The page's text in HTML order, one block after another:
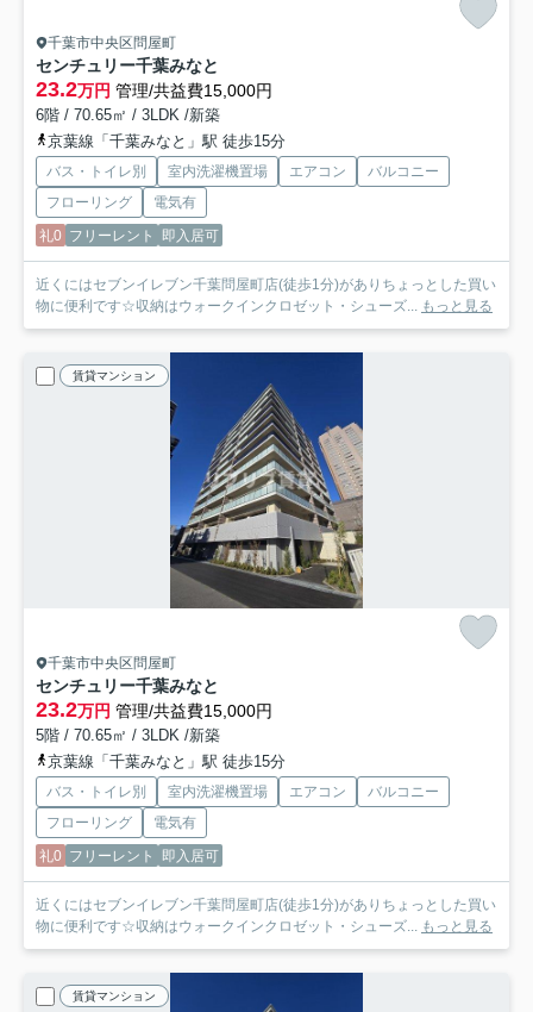
千葉市中央区問屋町
センチュリー千葉みなと
23.2万円 管理/共益費15,000円
6階 / 70.65㎡ / 3LDK /新築
京葉線「千葉みなと」駅 徒歩15分
バス・トイレ別 室内洗濯機置場 エアコン
バルコニー
フローリング
電気有
礼0 フリーレント 即入居可
近くにはセブンイレブン千葉問屋町店(徒歩1分)がありちょっとした買い
物に便利です☆収納はウォークインクロゼット・シューズ... もっと見る
賃貸マンション
千葉市中央区問屋町
センチュリー千葉みなと
23.2万円 管理/共益費15,000円
5階 / 70.65㎡ / 3LDK /新築
京葉線「千葉みなと」駅 徒歩15分
バス・トイレ別 室内洗濯機置場 エアコン
バルコニー
フローリング
電気有
礼0 フリーレント 即入居可
近くにはセブンイレブン千葉問屋町店(徒歩1分)がありちょっとした買い
物に便利です☆収納はウォークインクロゼット・シューズ... もっと見る
賃貸マンション